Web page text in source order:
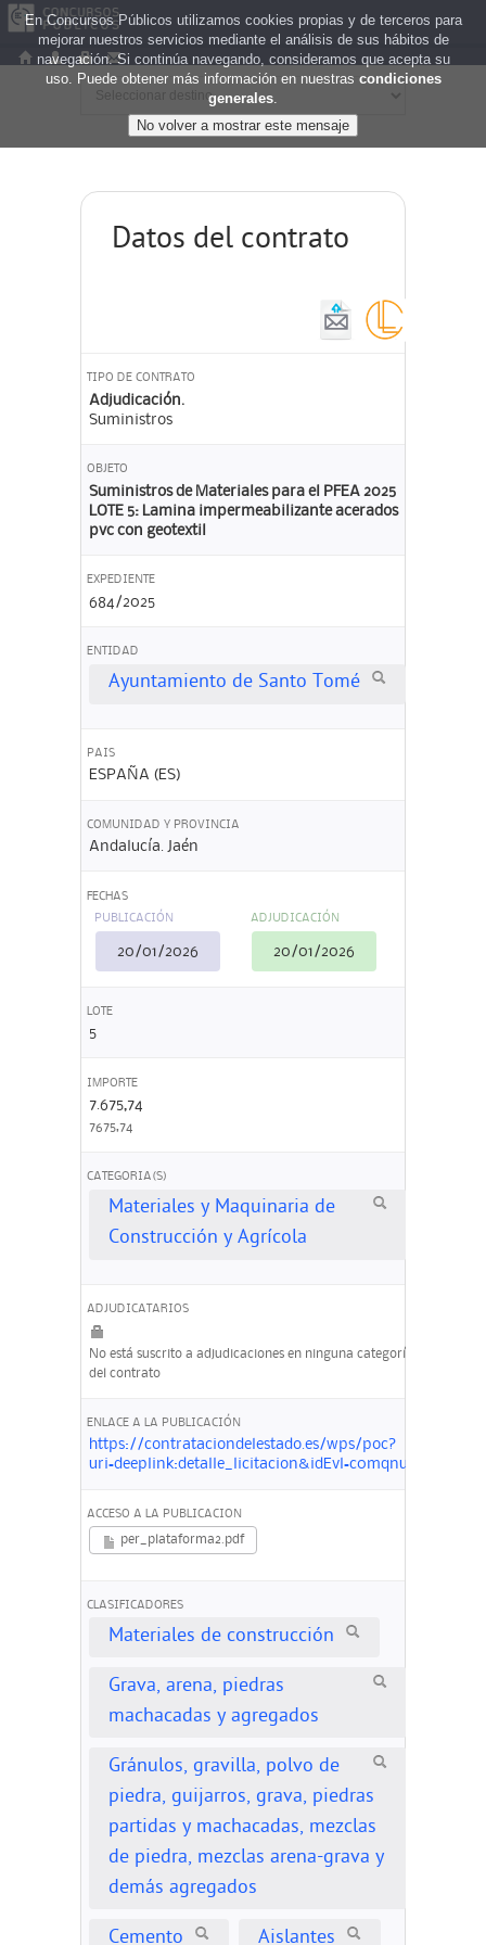
Datos del contrato
TIPO DE CONTRATO
Adjudicación.
Suministros
OBJETO
Suministros de Materiales para el PFEA 2025
LOTE 5: Lamina impermeabilizante acerados
pvc con geotextil
EXPEDIENTE
684/2025
ENTIDAD
Ayuntamiento de Santo Tomé
PAIS
ESPAÑA (ES)
COMUNIDAD Y PROVINCIA
Andalucía. Jaén
FECHAS
PUBLICACIÓN
20/01/2026
ADJUDICACIÓN
20/01/2026
LOTE
5
IMPORTE
7.675,74
7675,74
CATEGORIA(S)
Materiales y Maquinaria de
Construcción y Agrícola
ADJUDICATARIOS
No está suscrito a adjudicaciones en ninguna categoría
del contrato
ENLACE A LA PUBLICACIÓN
https://contrataciondelestado.es/wps/poc?
ACCESO A LA PUBLICACION
per_plataforma2.pdf
CLASIFICADORES
Materiales de construcción
Grava, arena, piedras
machacadas y agregados
Gránulos, gravilla, polvo de
piedra, guijarros, grava, piedras
partidas y machacadas, mezclas
de piedra, mezclas arena-grava y
demás agregados
Cemento Aislantes
En Concursos Públicos utilizamos cookies propias y de terceros para
mejorar nuestros servicios mediante el análisis de sus hábitos de
navegación. Si continúa navegando, consideramos que acepta su
uso. Puede obtener más información en nuestras condiciones
generales.